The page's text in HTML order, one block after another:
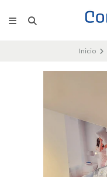
Inicio